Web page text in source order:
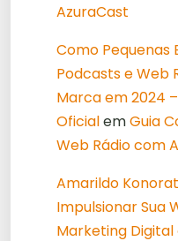
AzuraCast
Como Pequenas
Podcasts e Web
Marca em 2024
OficialemGuia
Web Rádio com
Amarildo Konorat
Impulsionar Sua
Marketing